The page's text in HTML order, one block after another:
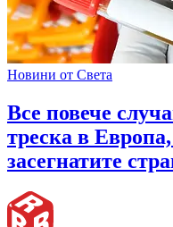
Новини от Света
Все повече
треска в
засегнатите